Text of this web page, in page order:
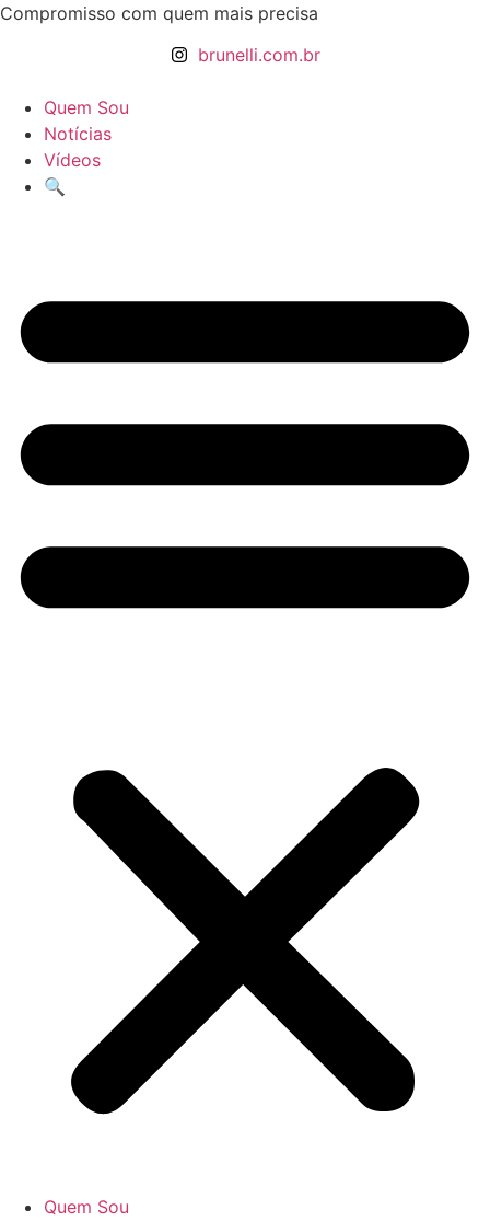
Ir
Compromisso com quem mais precisa
brunelli.com.br
Quem Sou
Notícias
Vídeos
🔍
Quem Sou